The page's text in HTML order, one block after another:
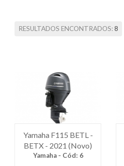
RESULTADOS ENCONTRADOS:8
Yamaha F115 BETL -
BETX - 2021 (Novo)
Yamaha - Cód: 6